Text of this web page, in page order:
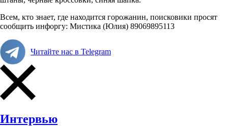
Всем, кто знает, где находится горожанин, поисковики просят
сообщить инфоргу: Мистика (Юлия) 89069895113
Читайте нас в Telegram
Интервью